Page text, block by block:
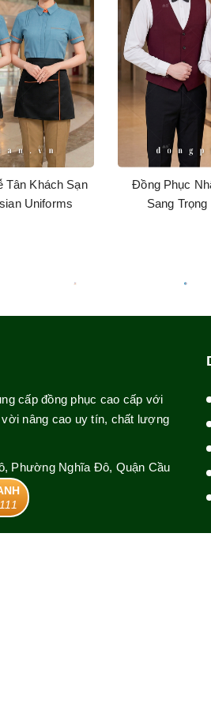
Tân Khách Sạn
Uniforms
Đồng Phục
Sang
cấp đồng phục cao cấp với
nâng cao uy tín, chất lượng
Phường Nghĩa Đô, Quận Cầu